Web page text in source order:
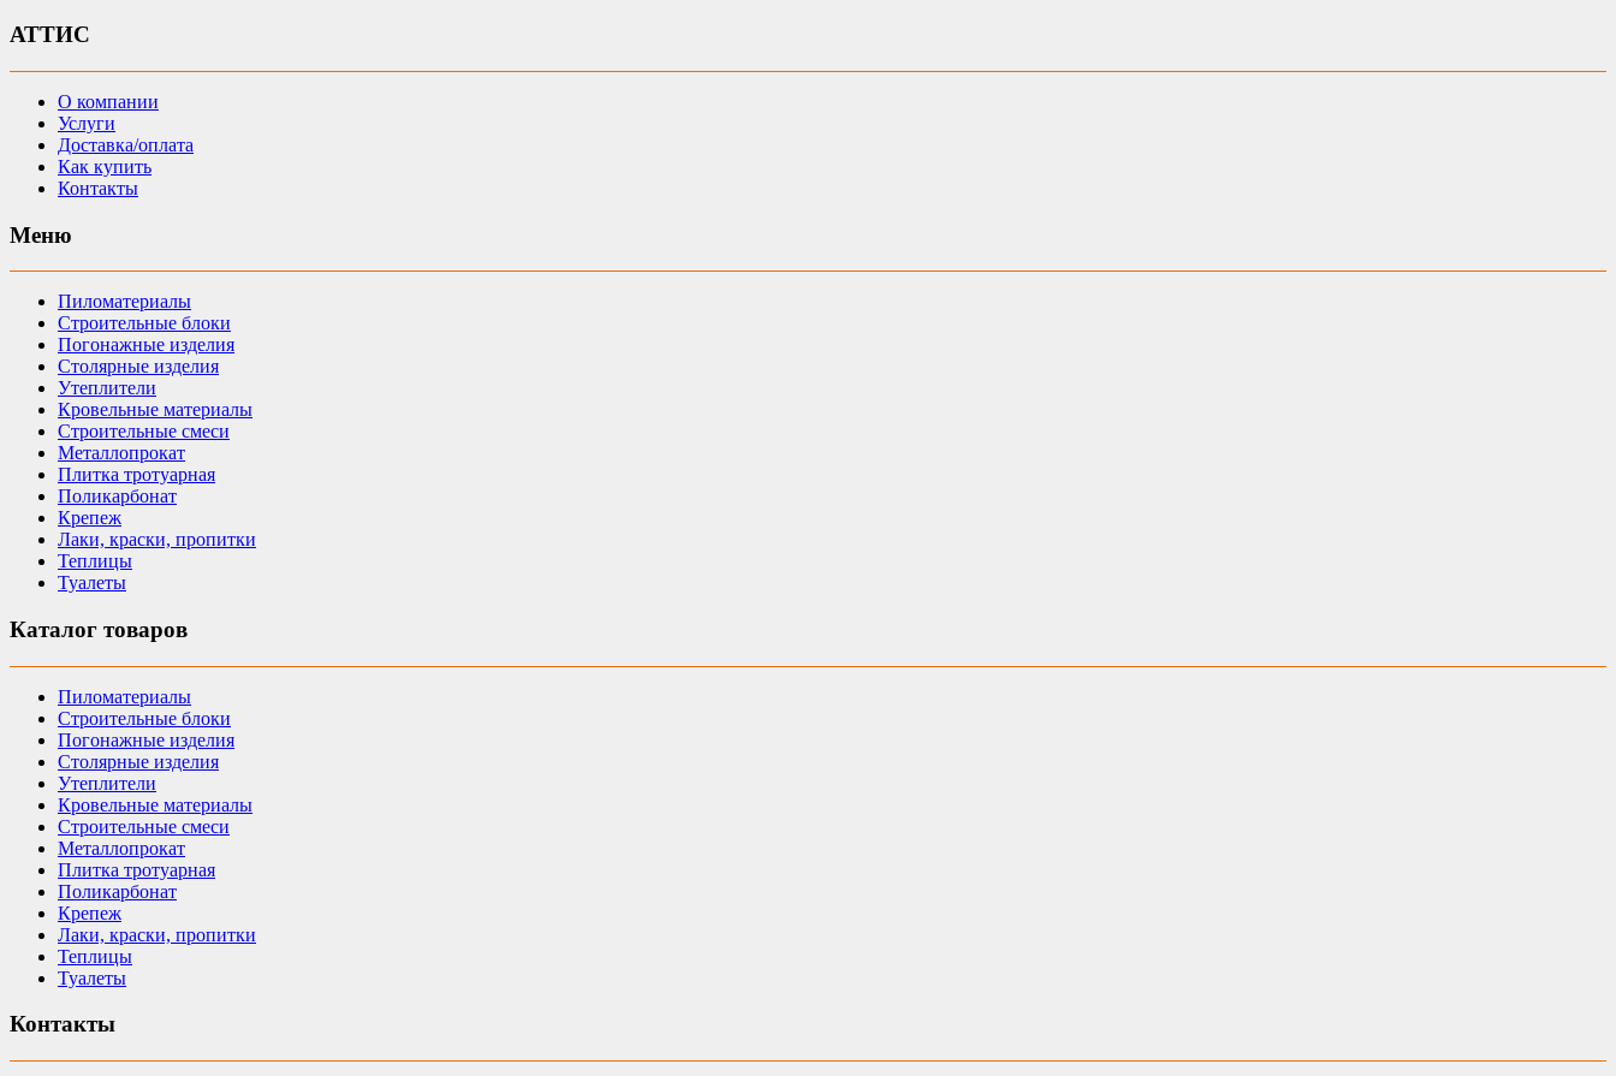
АТТИС
О компании
Услуги
Доставка/оплата
Как купить
Контакты
Меню
Пиломатериалы
Строительные блоки
Погонажные изделия
Столярные изделия
Утеплители
Кровельные материалы
Строительные смеси
Металлопрокат
Плитка тротуарная
Поликарбонат
Крепеж
Лаки, краски, пропитки
Теплицы
Туалеты
Каталог товаров
Пиломатериалы
Строительные блоки
Погонажные изделия
Столярные изделия
Утеплители
Кровельные материалы
Строительные смеси
Металлопрокат
Плитка тротуарная
Поликарбонат
Крепеж
Лаки, краски, пропитки
Теплицы
Туалеты
Контакты